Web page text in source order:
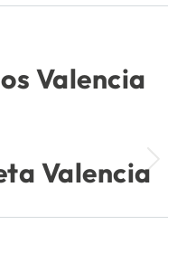
Valencia
Valencia